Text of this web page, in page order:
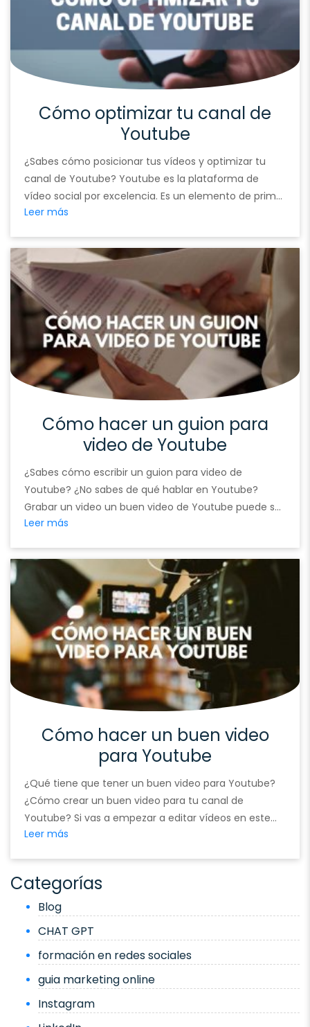
Cómo optimizar tu canal de
Youtube
¿Sabes cómo posicionar tus vídeos y optimizar tu
canal de Youtube? Youtube es la plataforma de
vídeo social por excelencia. Es un elemento de primer
orden en nuestra actividad Social Media. Desde su
subido, aquí lo tenéis: «yo en el zoológico«), mantiene
un dominio total sobre …
Leer más
Cómo hacer un guion para
video de Youtube
¿Sabes cómo escribir un guion para video de
Youtube? ¿No sabes de qué hablar en Youtube?
Grabar un video un buen video de Youtube puede ser
más o menos fácil con la tecnología que tenemos
media y alta, haces unos vídeos increíbles sin
necesidad de mucho equipo. Pero …Continued
Leer más
Cómo hacer un buen video
para Youtube
¿Qué tiene que tener un buen video para Youtube?
¿Cómo crear un buen video para tu canal de
Youtube? Si vas a empezar a editar vídeos en este
canal, que sepas que es un excelente lugar para
detrás …Continued
Leer más
Categorías
Blog
CHAT GPT
formación en redes sociales
guia marketing online
Instagram